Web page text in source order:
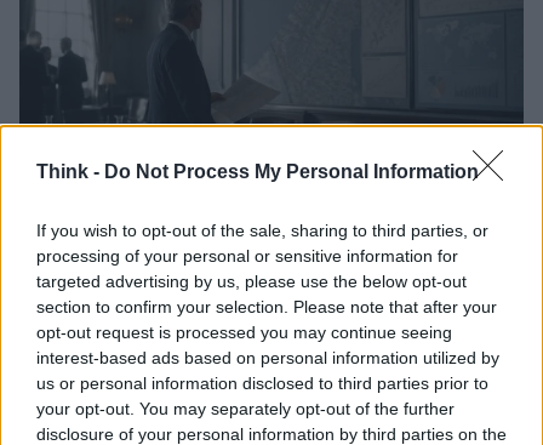
Think - Do Not Process My Personal Information
If you wish to opt-out of the sale, sharing to third parties, or
processing of your personal or sensitive information for
targeted advertising by us, please use the below opt-out
section to confirm your selection. Please note that after your
opt-out request is processed you may continue seeing
interest-based ads based on personal information utilized by
us or personal information disclosed to third parties prior to
your opt-out. You may separately opt-out of the further
disclosure of your personal information by third parties on the
Disarmo di Hamas e ritiro da Gaza: le tensioni tra
Israele e Trump
Edoardo Marchesi · 7 Ago 2026
FUTURE